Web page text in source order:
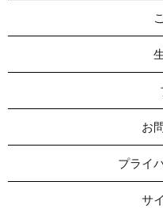
お
プライ
サ